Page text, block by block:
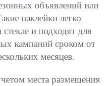
объявлений или
наклейки легко
и подходят для
кампаний сроком от
месяцев.
места размещения